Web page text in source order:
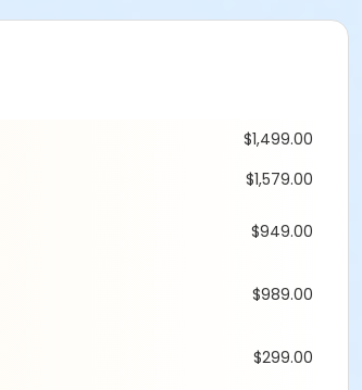
$1,499.00
$1,579.00
$949.00
$989.00
$299.00